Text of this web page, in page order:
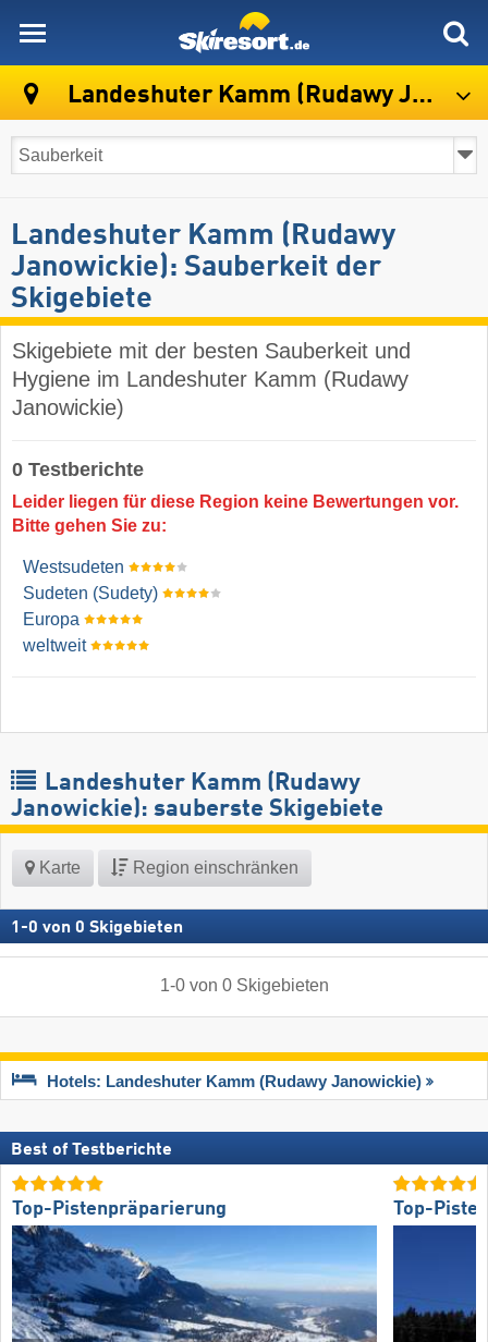
Landeshuter Kamm (Rudawy Janowickie)
Landeshuter Kamm (Rudawy
Janowickie): Sauberkeit der
Skigebiete
Skigebiete mit der besten Sauberkeit und
Hygiene im Landeshuter Kamm (Rudawy
Janowickie)
0 Testberichte
Leider liegen für diese Region keine Bewertungen vor.
Bitte gehen Sie zu:
Westsudeten
Sudeten (Sudety)
Europa
weltweit
Landeshuter Kamm (Rudawy
Janowickie): sauberste Skigebiete
Karte Region einschränken
1 -0 von 0 Skigebieten
1-0von 0 Skigebieten
Hotels: Landeshuter Kamm (Rudawy Janowickie)
Best of Testberichte
Top-Pistenpräparierung Top-